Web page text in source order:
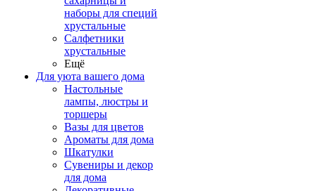
наборы для специй
хрустальные
Салфетники
хрустальные
Ещё
Для уюта вашего дома
Настольные
лампы, люстры и
торшеры
Вазы для цветов
Ароматы для дома
Шкатулки
Сувениры и декор
для дома